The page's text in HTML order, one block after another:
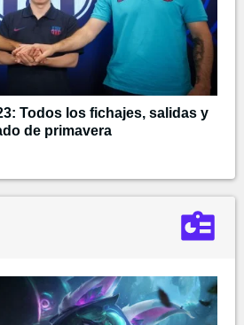
Todos los fichajes, salidas y
de primavera